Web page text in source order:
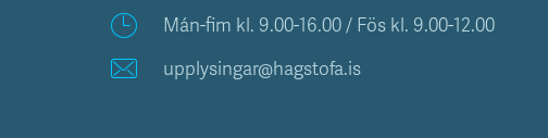
Mán-fim kl. 9.00-16.00 / Fös kl. 9.00-12.00
upplysingar@hagstofa.is